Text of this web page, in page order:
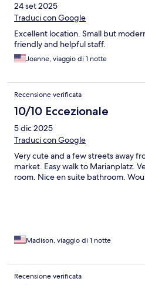
24 set 2025
Traduci con Google
Excellent location. Small but
friendly and helpful staff.
Joanne, viaggio di 1 notte
Recensione verificata
10/10 Eccezionale
5 dic 2025
Traduci con Google
Very cute and a few streets away
market. Easy walk to Marianplatz.
room. Nice en suite bathroom.
Madison, viaggio di 1 notte
Recensione verificata